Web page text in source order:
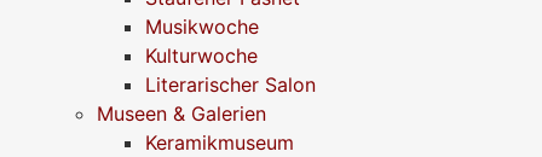
Musikwoche
Kulturwoche
Literarischer Salon
Museen & Galerien
Keramikmuseum